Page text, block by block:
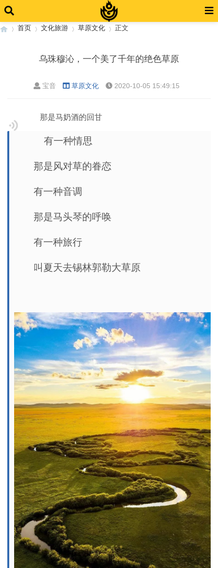
首页 文化旅游 草原文化 正文
乌珠穆沁，一个美了千年的绝色草原
宝音 草原文化 2020-10-05 15:49:15
那是马奶酒的回甘
有一种情思
那是风对草的眷恋
有一种音调
那是马头琴的呼唤
有一种旅行
叫夏天去锡林郭勒大草原